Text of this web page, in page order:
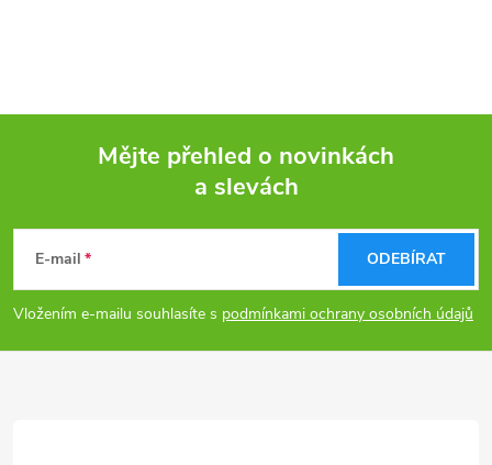
p
Mějte přehled o novinkách
a slevách
E-mail
Vložením e-mailu souhlasíte s podmínkami ochrany osobních údajů
ODEBÍRAT